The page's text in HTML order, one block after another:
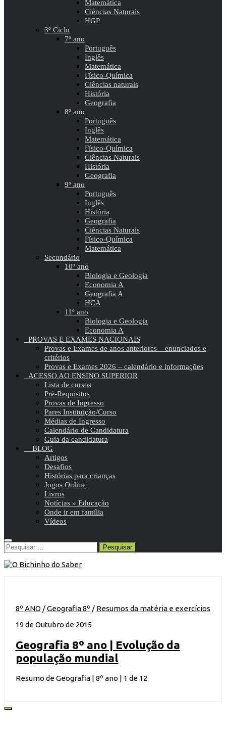
Matemática
Ciências Naturais
HGP
3º Ciclo
7º ano
Português
Inglês
Matemática
Físico-Química
Ciências naturais
História
Geografia
8º ano
Português
Inglês
Matemática
Físico-Química
Ciências Naturais
História
Geografia
9º ano
Português
Inglês
História
Geografia
Ciências Naturais
Físico-Química
Matemática
Secundário
10º ano
Biologia e Geologia
Economia A
Geografia A
HCA
11º ano
Biologia e Geologia
Economia A
PROVAS E EXAMES NACIONAIS
Provas e Exames de anos anteriores – enunciados e
critérios
Provas e Exames 2026 – calendário e informações
ACESSO AO ENSINO SUPERIOR
Lista de cursos
Pré-Requisitos
Provas de Ingresso
Pares Instituição/Curso
Médias de Ingresso
Calendário de Candidatura
Guia da candidatura
BLOG
Artigos
Desafios
Histórias para crianças
Jogos Online
Livros
Notícias » Educação
Onde ir em família
Vídeos
Pesquisar
por:
8º ANO /Geografia 8º / Resumos da matéria e exercícios
19 de Outubro de 2015
Geografia 8º ano | Evolução da
população mundial
Resumo de Geografia | 8º ano | 1 de 12